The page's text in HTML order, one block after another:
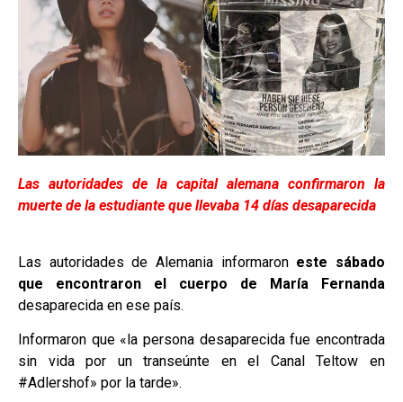
Las autoridades de la capital alemana confirmaron la
muerte de la estudiante que llevaba 14 días desaparecida
Las autoridades de Alemania informaron este sábado
que encontraron el cuerpo de María Fernanda
desaparecida en ese país.
Informaron que «la persona desaparecida fue encontrada
sin vida por un transeúnte en el Canal Teltow en
#Adlershof» por la tarde».